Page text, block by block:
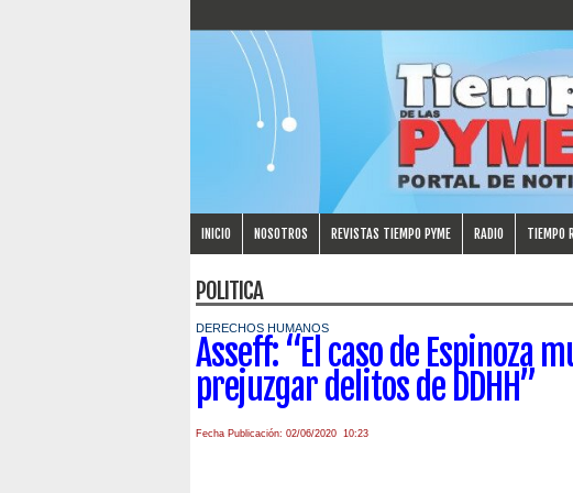
INICIO NOSOTROS REVISTAS TIEMPO PYME RADIO TIEMPO
POLITICA
DERECHOS HUMANOS
Asseff: “El caso de Espinoza
prejuzgar delitos de DDHH”
Fecha Publicación: 02/06/2020 10:23